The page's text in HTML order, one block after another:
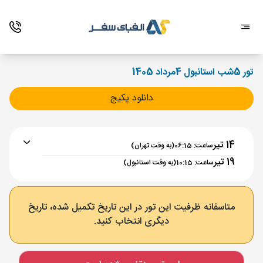
تور 5شب استانبول 4مرداد 1405
دانلود پکیج
14 تیر ساعت: 06:15 (به وقت تهران)
19 تیر ساعت: 10:15 (به وقت استانبول)
برنامه رفت :
فرودگاه بین‌المللی امام خمینی IKA
استانبول , فرودگاه جدید استانبول IST
متاسفانه ظرفیت این تور در این تاریخ تکمیل شده، تاریخ
دیگری انتخاب کنید.